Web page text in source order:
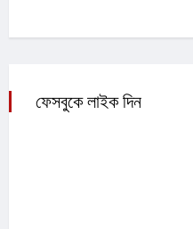
ফেসবুকে লাইক দিন